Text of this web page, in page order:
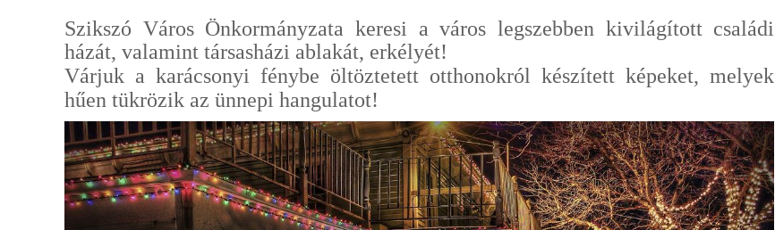
Szikszó Város Önkormányzata keresi a város legszebben kivilágított családi
házát, valamint társasházi ablakát, erkélyét!
Várjuk a karácsonyi fénybe öltöztetett otthonokról készített képeket, melyek
hűen tükrözik az ünnepi hangulatot!